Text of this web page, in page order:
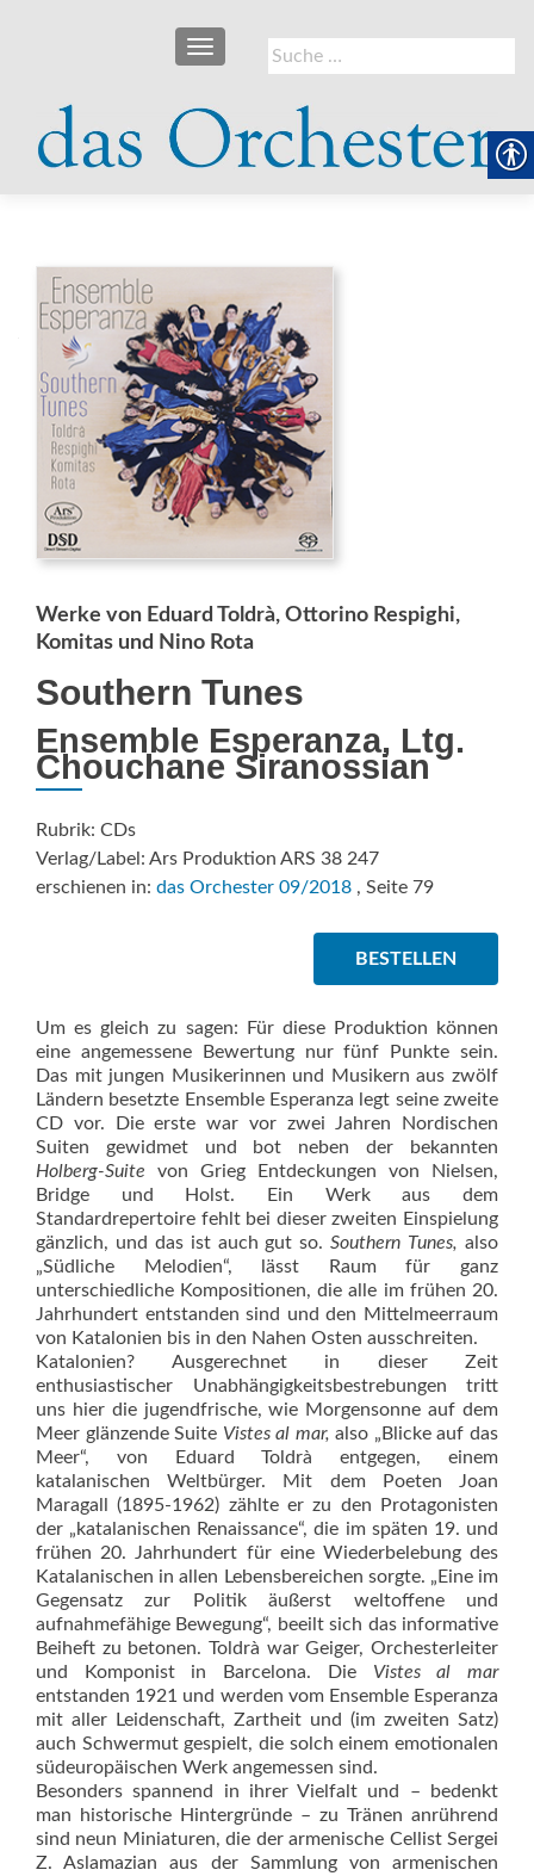
Suche
nach:
SCHALTE NAVIGATION
Werke von Eduard Toldrà, Ottorino Respighi,
Komitas und Nino Rota
Southern Tunes
Ensemble Esperanza, Ltg.
Chouchane Siranossian
Rubrik: CDs
Verlag/Label: Ars Produktion ARS 38 247
erschienen in: das Orchester 09/2018 , Seite 79
BESTELLEN
Um es gleich zu sagen: Für diese Produktion können
eine angemessene Bewertung nur fünf Punkte sein.
Das mit jungen Musikerinnen und Musikern aus zwölf
Ländern besetzte Ensemble Esperanza legt seine zweite
CD vor. Die erste war vor zwei Jahren Nordischen
Suiten gewidmet und bot neben der bekannten
Holberg-Suite von Grieg Entdeckungen von Nielsen,
Bridge und Holst. Ein Werk aus dem
Standardrepertoire fehlt bei dieser zweiten Einspielung
gänzlich, und das ist auch gut so.Southern Tunes, also
„Südliche Melodien“, lässt Raum für ganz
unterschiedliche Kompositionen, die alle im frühen 20.
Jahrhundert entstanden sind und den Mittelmeerraum
von Katalonien bis in den Nahen Osten ausschreiten.
Katalonien? Ausgerechnet in dieser Zeit
enthusiastischer Unabhängigkeitsbestrebungen tritt
uns hier die jugendfrische, wie Morgensonne auf dem
Meer glänzende Suite Vistes al mar, also „Blicke auf das
Meer“, von Eduard Toldrà entgegen, einem
katalanischen Weltbürger. Mit dem Poeten Joan
Maragall (1895-1962) zählte er zu den Protagonisten
der „katalanischen Renaissance“, die im späten 19. und
frühen 20. Jahrhundert für eine Wiederbelebung des
Katalanischen in allen Lebensbereichen sorgte. „Eine im
Gegensatz zur Politik äußerst weltoffene und
aufnahmefähige Bewegung“, beeilt sich das informative
Beiheft zu betonen. Toldrà war Geiger, Orchesterleiter
und Komponist in Barcelona. Die Vistes al mar
entstanden 1921 und werden vom Ensemble Esperanza
mit aller Leidenschaft, Zartheit und (im zweiten Satz)
auch Schwermut gespielt, die solch einem emotionalen
südeuropäischen Werk angemessen sind.
Besonders spannend in ihrer Vielfalt und – bedenkt
man historische Hintergründe – zu Tränen anrührend
sind neun Miniaturen, die der armenische Cellist Sergei
Z. Aslamazian aus der Sammlung von armenischen